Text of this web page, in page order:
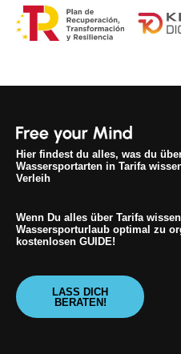
Hier findest du alles, was du
Wassersportarten in Tarifa
Verleih
Wenn Du alles über Tarifa
Wassersporturlaub optimal zu
kostenlosen GUIDE!
LASS DICH
BERATEN!